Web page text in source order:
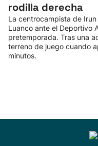
rodilla derecha
La centrocampista de
Luanco ante el Deportivo
pretemporada. Tras una
terreno de juego cuando
minutos.